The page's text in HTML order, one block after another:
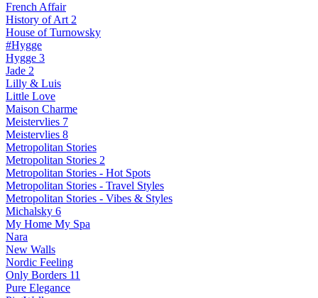
French Affair
History of Art 2
House of Turnowsky
#Hygge
Hygge 3
Jade 2
Lilly & Luis
Little Love
Maison Charme
Meistervlies 7
Meistervlies 8
Metropolitan Stories
Metropolitan Stories 2
Metropolitan Stories - Hot Spots
Metropolitan Stories - Travel Styles
Metropolitan Stories - Vibes & Styles
Michalsky 6
My Home My Spa
Nara
New Walls
Nordic Feeling
Only Borders 11
Pure Elegance